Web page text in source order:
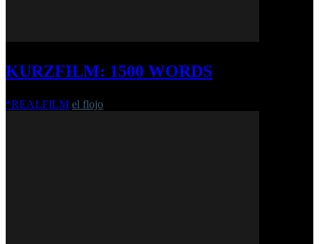
KURZFILM: 1500 WORDS
*REALFILM el flojo